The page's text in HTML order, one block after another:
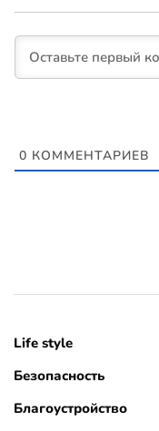
0 КОММЕНТАРИЕВ
Life style
Безопасность
Благоустройство